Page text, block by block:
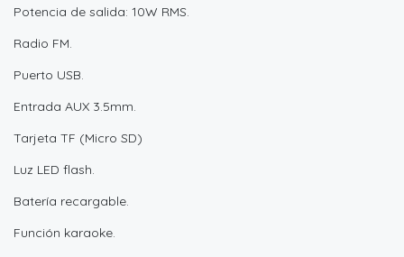
Potencia de salida: 10W RMS.
Radio FM.
Puerto USB.
Entrada AUX 3.5mm.
Tarjeta TF (Micro SD)
Luz LED flash.
Batería recargable.
Función karaoke.